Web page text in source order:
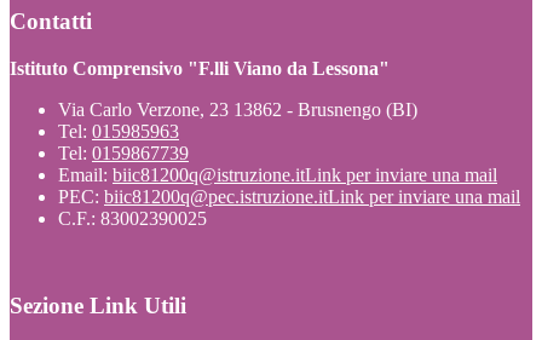
Contatti
Istituto Comprensivo "F.lli Viano da Lessona"
Via Carlo Verzone, 23 13862 - Brusnengo (BI)
Tel: 015985963
Tel: 0159867739
Email: biic81200q@istruzione.itLink per inviare una mail
PEC: biic81200q@pec.istruzione.itLink per inviare una mail
C.F.: 83002390025
Sezione Link Utili